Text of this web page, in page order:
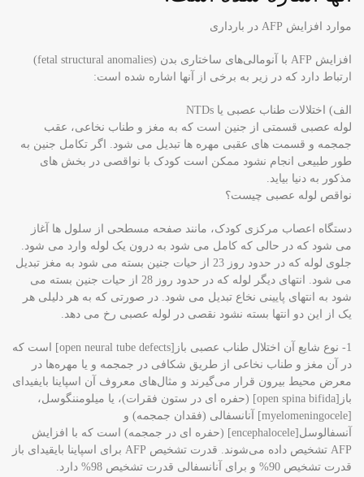
موارد افزایش AFP در بارداری
افزایش AFP با آنومالی‌های ساختاری بدن (fetal structural anomalies)
ارتباط دارد که در زیر به برخی از آنها اشاره شده است:
الف) اختلالات طناب عصبی یا NTDs
لوله عصبی قسمتی از جنین است که به مغز و طناب نخاعی، عقب
جمجمه و قسمت های عقبی مهره ها تبدیل می شود. اگر تکامل جنین به
طور طبیعی انجام نشود ممکن است کودک با نواقصی در بخش های
مذکور به دنیا بیاید.
نواقص لوله عصبی چیست؟
دستگاه اعصاب مرکزی کودک، مانند صفحه مسطحی از سلول ها آغاز
می شود که در حالی که کامل می شود به درون یک لوله وارد می شود.
جلوی لوله که در حدود روز 23 از حیات جنین بسته می شود به مغز تبدیل
می شود. انتهای دیگر لوله که در حدود روز 28 از حیات جنین بسته می
شود به انتهای پایینی نخاع تبدیل می شود. در صورتی که به هر دلیلی هر
یک از این دو انتها بسته نشود نقصی در لوله عصبی رخ می دهد.
1- نوع شایع آن اختلال طناب عصبی باز[open neural tube defects] است که
در آن مغز و طناب نخاعی از طریق شکافی در جمجمه و یا مهره‌ها در
معرض محیط بیرون قرار می‌گیرند و مثال‌های معروف آن اسپاینا بایفیدای
باز[open spina bifida] (حفره ای در ستون فقرات)، یا میلومننگوسل،
[myelomeningocele] آنانسفالی (فقدان جمجمه) و
آنسفالوسل[encephalocele] (حفره ای در جمجمه) است که با افزایش
AFP تشخیص داده می‌شوند. قدرت تشخیص AFP برای اسپاینا بایقیدای باز
قدرت تشخیص 90% و برای آنانسفالی قدرت تشخیص 98% دارد.